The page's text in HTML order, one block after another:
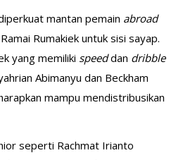
mantan pemain abroad
Rumakiek untuk sisi sayap.
yang memiliki speeddan dribble
Abimanyu dan Beckham
mampu mendistribusikan
seperti Rachmat Irianto